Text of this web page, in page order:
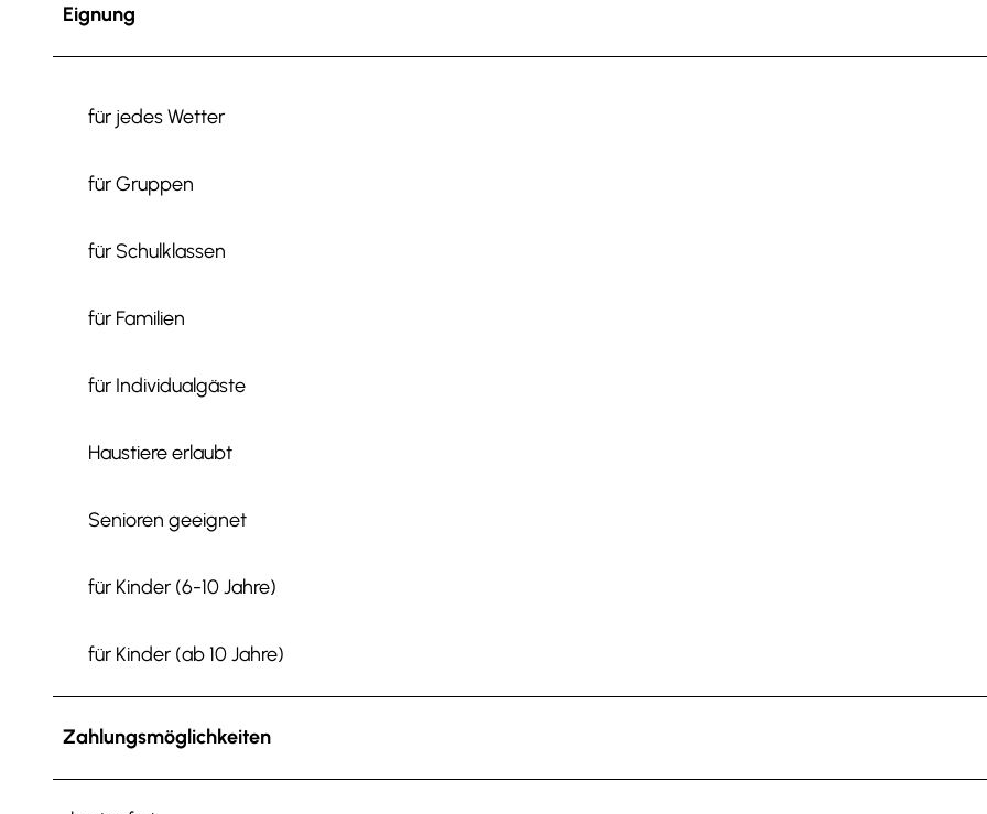
Eignung
für jedes Wetter
für Gruppen
für Schulklassen
für Familien
für Individualgäste
Haustiere erlaubt
Senioren geeignet
für Kinder (6-10 Jahre)
für Kinder (ab 10 Jahre)
Zahlungsmöglichkeiten